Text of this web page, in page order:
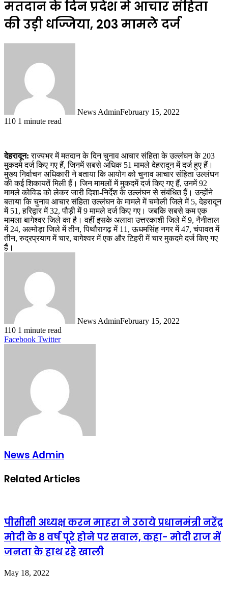
मतदान के दिन प्रदेश मे आचार संहिता
की उड़ी धज्जिया, 203 मामले दर्ज
News AdminFebruary 15, 2022
110 1 minute read
देहरादून:राज्यभर में मतदान के दिन चुनाव आचार संहिता के उल्लंघन के 203
मुकदमे दर्ज किए गए हैं, जिनमें सबसे अधिक 51 मामले देहरादून में दर्ज हुए हैं।
मुख्य निर्वाचन अधिकारी ने बताया कि आयोग को चुनाव आचार संहिता उल्लंघन
की कई शिकायतें मिली हैं। जिन मामलों में मुकदमें दर्ज किए गए हैं, उनमें 92
मामले कोविड को लेकर जारी दिशा-निर्देश के उल्लंघन से संबंधित हैं। उन्होंने
बताया कि चुनाव आचार संहिता उल्लंघन के मामले में चमोली जिले में 5, देहरादून
में 51, हरिद्वार में 32, पौड़ी में 9 मामले दर्ज किए गए। जबकि सबसे कम एक
मामला बागेश्वर जिले का है। वहीं इसके अलावा उत्तरकाशी जिले में 9, नैनीताल
में 24, अल्मोड़ा जिले में तीन, पिथौरागढ़ में 11, ऊधमसिंह नगर में 47, चंपावत में
तीन, रुद्रप्रयाग में चार, बागेश्वर में एक और टिहरी में चार मुकदमे दर्ज किए गए
हैं।
News AdminFebruary 15, 2022
110 1 minute read
Facebook TwitterLinkedIn
Tumblr
Pinterest
Reddit
VKontakte
Share
Print
News Admin
Related Articles
पीसीसी अध्यक्ष करन माहरा ने उठाये प्रधानमंत्री नरेंद्र
मोदी के 8 वर्ष पूरे होने पर सवाल, कहा- मोदी राज में
जनता के हाथ रहे खाली
May 18, 2022